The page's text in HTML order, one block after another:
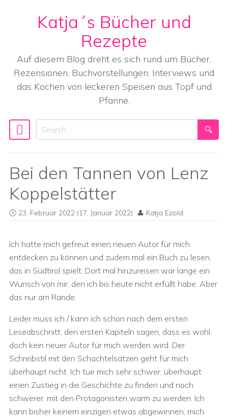
Skip to content
Katja´s Bücher und
Rezepte
Auf diesem Blog dreht es sich rund um Bücher,
Rezensionen, Buchvorstellungen, Interviews und
das Kochen von leckeren Speisen aus Topf und
Pfanne.
Main Navigation
Search
Bei den Tannen von Lenz
Koppelstätter
23. Februar 2022 (17. Januar 2022) Katja Ezold
Ich hatte mich gefreut einen neuen Autor für mich
entdecken zu können und zudem mal ein Buch zu lesen,
das in Südtirol spielt. Dort mal hinzureisen war lange ein
Wunsch von mir, den ich bis heute nicht erfüllt habe. Aber
das nur am Rande.
Leider muss ich / kann ich schon nach dem ersten
Leseabschnitt, den ersten Kapiteln sagen, dass es wohl
doch kein neuer Autor für mich werden wird. Der
Schreibstil mit den Schachtelsätzen geht für mich
überhaupt nicht. Ich tue mich sehr schwer, überhaupt
einen Zustieg in die Geschichte zu finden und noch
schwerer, mit den Protagonisten warm zu werden. Ich
kann bisher keinem einzigen etwas abgewinnen, mich